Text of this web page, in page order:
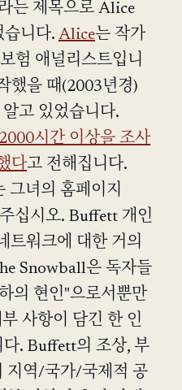
는 제목으로 Alice
습니다. Alice는 작가
험 애널리스트입니
했을 때(2003년경)
고 있었습니다.
2000시간 이상을 조사
다고 전해집니다.
그녀의 홈페이지
십시오. Buffett 개인
트워크에 대한 거의
Snowball은 독자들
의 현인"으로서뿐만
사항이 담긴 한 인
다. Buffett의 조상, 부
지역/국가/국제적 공